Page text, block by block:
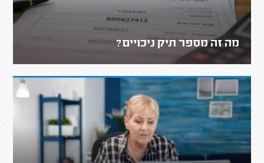
מה זה מספר תיק ניכויים?